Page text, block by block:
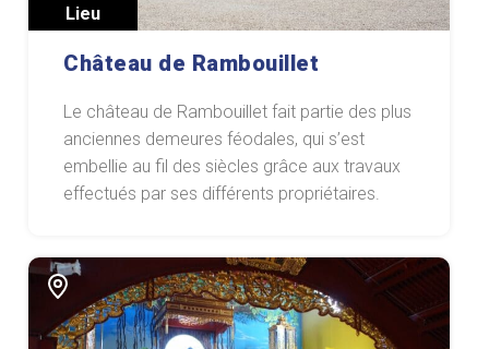
Lieu
Château de Rambouillet
Le château de Rambouillet fait partie des plus
anciennes demeures féodales, qui s’est
embellie au fil des siècles grâce aux travaux
effectués par ses différents propriétaires.